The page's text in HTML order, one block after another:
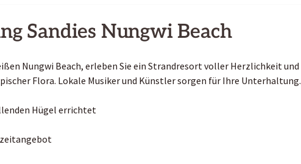
Sandies Nungwi Beach
Nungwi Beach, erleben Sie ein Strandresort voller Herzlichkeit und
Flora. Lokale Musiker und Künstler sorgen für Ihre Unterhaltung.
Hügel errichtet